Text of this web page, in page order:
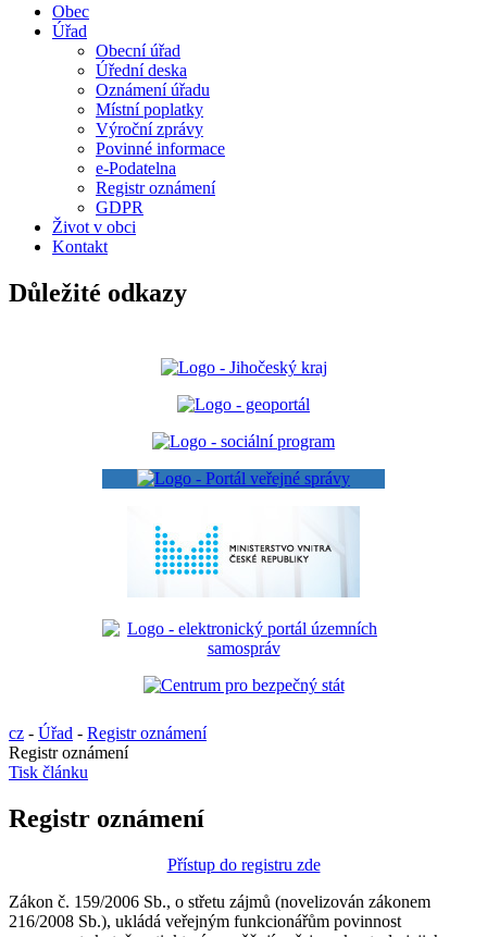
Obec
Úřad
Obecní úřad
Úřední deska
Oznámení úřadu
Místní poplatky
Výroční zprávy
Povinné informace
e-Podatelna
Registr oznámení
GDPR
Život v obci
Kontakt
Důležité odkazy
cz - Úřad - Registr oznámení
Registr oznámení
Tisk článku
Registr oznámení
Přístup do registru zde
Zákon č. 159/2006 Sb., o střetu zájmů (novelizován zákonem
216/2008 Sb.), ukládá veřejným funkcionářům povinnost